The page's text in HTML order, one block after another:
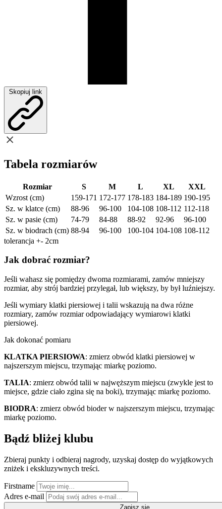
Skopiuj link
Tabela rozmiarów
Rozmiar S M L XL
XXL
Wzrost (cm)
159-171 172-177 178-183 184-189 190-195
Sz. w klatce (cm)
88-96 96-100 104-108 108-112 112-118
Sz. w pasie (cm)
74-79 84-88 88-92 92-96
96-100
Sz. w biodrach (cm) 88-94 96-100 100-104 104-108 108-112
tolerancja +- 2cm
Jak dobrać rozmiar?
Jeśli wahasz się pomiędzy dwoma rozmiarami, zamów mniejszy
rozmiar, aby strój bardziej przylegał, lub większy, by był luźniejszy.
Jeśli wymiary klatki piersiowej i talii wskazują na dwa różne
rozmiary, zamów rozmiar odpowiadający wymiarowi klatki
piersiowej.
Jak dokonać pomiaru
KLATKA PIERSIOWA: zmierz obwód klatki piersiowej w
najszerszym miejscu, trzymając miarkę poziomo.
TALIA: zmierz obwód talii w najwęższym miejscu (zwykle jest to
miejsce, gdzie ciało zgina się na boki), trzymając miarkę poziomo.
BIODRA: zmierz obwód bioder w najszerszym miejscu, trzymając
miarkę poziomo.
Bądź bliżej klubu
Zbieraj punkty i odbieraj nagrody, uzyskaj dostęp do wyjątkowych
zniżek i ekskluzywnych treści.
Firstname
Adres e-mail
Zapisz się